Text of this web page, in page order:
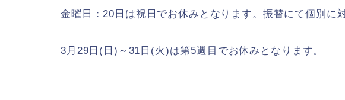
金曜日：20日は祝日でお休みとなります。振替にて個別に
3月29日(日)～31日(火)は第5週目でお休みとなります。